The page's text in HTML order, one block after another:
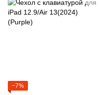
−7%